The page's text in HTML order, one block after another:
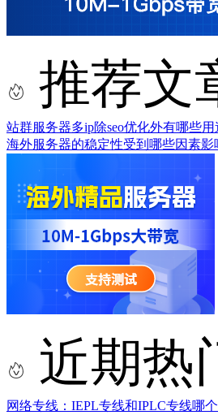
推荐文
站群服务器多ip除seo优化外有哪些用
海外服务器的稳定性受到哪些因素影
近期热
网络专线：IEPL专线和IPLC专线哪